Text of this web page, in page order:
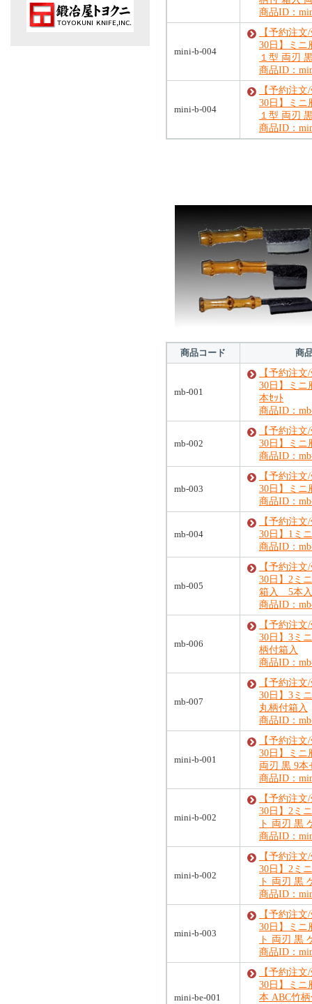
商品ID：
mini-b-004
【予約注
30日】ミニ
１型 両刃
商品ID：
mini-b-004
【予約注
30日】ミニ
１型 両刃
商品ID：
商品コード 商
mb-001
【予約注
30日】ミニ
本ｾｯﾄ
商品ID：
mb-002
【予約注
30日】ミニ
商品ID：
mb-003
【予約注
30日】ミニ
商品ID：
mb-004
【予約注
30日】1ミ
商品ID：
mb-005
【予約注
30日】2ミ
箱入 5本入
商品ID：
mb-006
【予約注
30日】3ミ
柄付箱入
商品ID：
mb-007
【予約注
30日】3ミ
丸柄付箱入
商品ID：
mini-b-001
【予約注
30日】ミニ
両刃 黒 9本
商品ID：
mini-b-002
【予約注
30日】2ミ
ト 両刃 黒
商品ID：
mini-b-002
【予約注
30日】2ミ
ト 両刃 黒
商品ID：
mini-b-003
【予約注
30日】ミニ
ト 両刃 黒
商品ID：
mini-be-001
【予約注
30日】ミニ
本 ABC竹